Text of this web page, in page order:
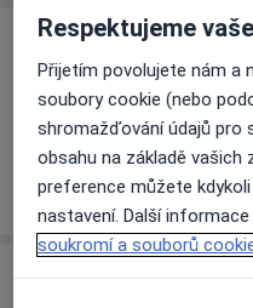
Ceník
Informace o službách
Tento specialista ještě
Respektujeme
Přijetím povolujete nám a
soubory cookie (nebo
shromažďování údajů pro
obsahu na základě vašich
preference můžete
nastavení. Další
soukromí a souborů